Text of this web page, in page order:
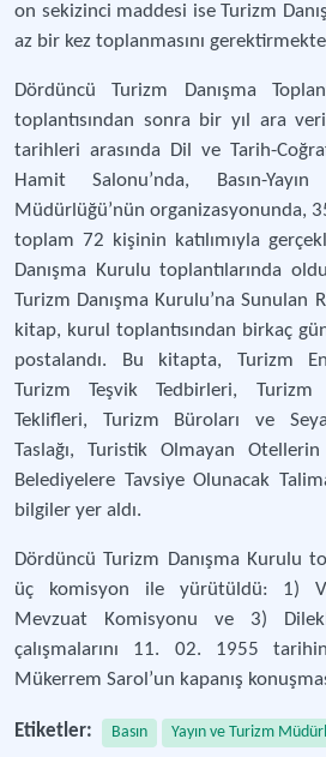
on sekizinci maddesi ise Turizm
az bir kez toplanmasını
Dördüncü Turizm Danışma
toplantısından sonra bir yıl ara
tarihleri arasında Dil ve Tarih-
Hamit Salonu’nda, Basın-
Müdürlüğü’nün organizasyonunda,
toplam 72 kişinin katılımıyla
Danışma Kurulu toplantılarında
Turizm Danışma Kurulu’na Sunulan
kitap, kurul toplantısından birkaç
postalandı. Bu kitapta, Turizm
Turizm Teşvik Tedbirleri,
Teklifleri, Turizm Büroları ve
Taslağı, Turistik Olmayan
Belediyelere Tavsiye Olunacak
bilgiler yer aldı.
Dördüncü Turizm Danışma Kurulu
üç komisyon ile yürütüldü: 1)
Mevzuat Komisyonu ve 3)
çalışmalarını 11. 02. 1955
Mükerrem Sarol’un kapanış
Etiketler: Basın Yayın ve Turizm